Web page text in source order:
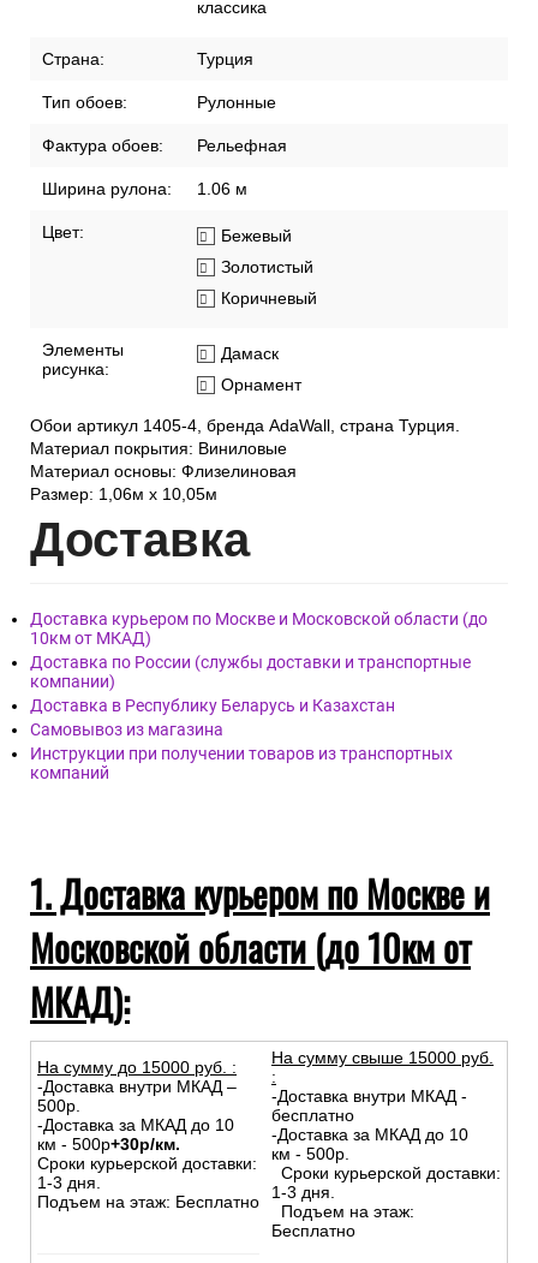
классика
Страна: Турция
Тип обоев: Рулонные
Фактура обоев: Рельефная
Ширина рулона: 1.06 м
Цвет:
Бежевый
Золотистый
Коричневый
Элементы
рисунка:
Дамаск
Орнамент
Обои артикул 1405-4, бренда AdaWall, страна Турция.
Материал покрытия: Виниловые
Материал основы: Флизелиновая
Размер: 1,06м х 10,05м
Доставка
Доставка курьером по Москве и Московской области (до
10км от МКАД)
Доставка по России (службы доставки и транспортные
компании)
Доставка в Республику Беларусь и Казахстан
Самовывоз из магазина
Инструкции при получении товаров из транспортных
компаний
1. Доставка курьером по Москве и
Московской области (до 10км от
МКАД):
На сумму до 15000 руб. :
-Доставка внутри МКАД –
500р.
-Доставка за МКАД до 10
км - 500р+30р/км.
Сроки курьерской доставки:
1-3 дня.
Подъем на этаж: Бесплатно
На сумму свыше 15000 руб.
:
-Доставка внутри МКАД -
бесплатно
-Доставка за МКАД до 10
км - 500р.
Сроки курьерской доставки:
1-3 дня.
Подъем на этаж:
Бесплатно